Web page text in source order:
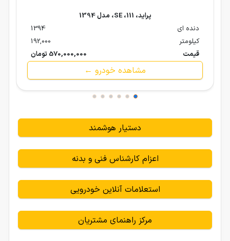
پراید، 111، SE، مدل 1394
دنده ای
1394
کیلومتر
192,000
قیمت
570,000,000 تومان
مشاهده خودرو ←
دستیار هوشمند
اعزام کارشناس فنی و بدنه
استعلامات آنلاین خودرویی
مرکز راهنمای مشتریان